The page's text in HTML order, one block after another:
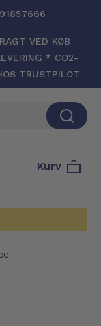
VED KØB
* CO2-
TRUSTPILOT
Kurv